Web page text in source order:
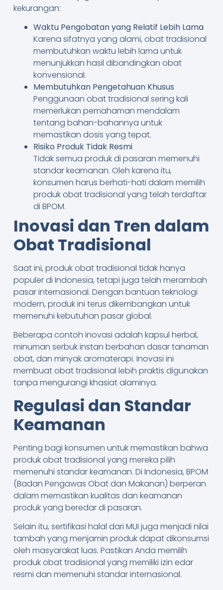
kekurangan:
Waktu Pengobatan yang Relatif Lebih Lama
Karena sifatnya yang alami, obat tradisional
membutuhkan waktu lebih lama untuk
menunjukkan hasil dibandingkan obat
konvensional.
Membutuhkan Pengetahuan Khusus
Penggunaan obat tradisional sering kali
memerlukan pemahaman mendalam
tentang bahan-bahannya untuk
memastikan dosis yang tepat.
Risiko Produk Tidak Resmi
Tidak semua produk di pasaran memenuhi
standar keamanan. Oleh karena itu,
konsumen harus berhati-hati dalam memilih
produk obat tradisional yang telah terdaftar
di BPOM.
Inovasi dan Tren dalam
Obat Tradisional
Saat ini, produk obat tradisional tidak hanya
populer di Indonesia, tetapi juga telah merambah
pasar internasional. Dengan bantuan teknologi
modern, produk ini terus dikembangkan untuk
memenuhi kebutuhan pasar global.
Beberapa contoh inovasi adalah kapsul herbal,
minuman serbuk instan berbahan dasar tanaman
obat, dan minyak aromaterapi. Inovasi ini
membuat obat tradisional lebih praktis digunakan
tanpa mengurangi khasiat alaminya.
Regulasi dan Standar
Keamanan
Penting bagi konsumen untuk memastikan bahwa
produk obat tradisional yang mereka pilih
memenuhi standar keamanan. Di Indonesia, BPOM
(Badan Pengawas Obat dan Makanan) berperan
dalam memastikan kualitas dan keamanan
produk yang beredar di pasaran.
Selain itu, sertifikasi halal dari MUI juga menjadi nilai
tambah yang menjamin produk dapat dikonsumsi
oleh masyarakat luas. Pastikan Anda memilih
produk obat tradisional yang memiliki izin edar
resmi dan memenuhi standar internasional.